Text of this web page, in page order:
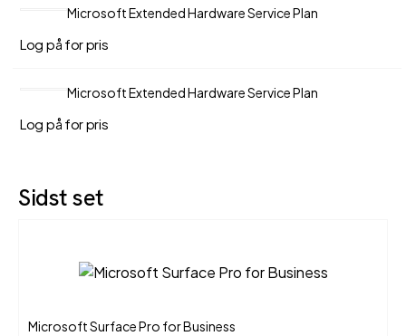
Microsoft Extended Hardware Service Plan
Log på for pris
Microsoft Extended Hardware Service Plan
Log på for pris
Sidst set
Microsoft Surface Pro for Business